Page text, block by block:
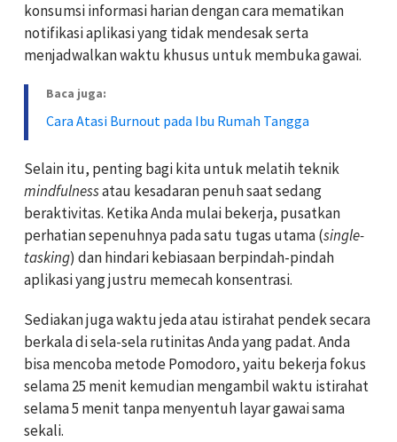
konsumsi informasi harian dengan cara mematikan
notifikasi aplikasi yang tidak mendesak serta
menjadwalkan waktu khusus untuk membuka gawai.
Baca juga:
Cara Atasi Burnout pada Ibu Rumah Tangga
Selain itu, penting bagi kita untuk melatih teknik
mindfulnessatau kesadaran penuh saat sedang
beraktivitas. Ketika Anda mulai bekerja, pusatkan
perhatian sepenuhnya pada satu tugas utama (single-
tasking) dan hindari kebiasaan berpindah-pindah
aplikasi yang justru memecah konsentrasi.
Sediakan juga waktu jeda atau istirahat pendek secara
berkala di sela-sela rutinitas Anda yang padat. Anda
bisa mencoba metode Pomodoro, yaitu bekerja fokus
selama 25 menit kemudian mengambil waktu istirahat
selama 5 menit tanpa menyentuh layar gawai sama
sekali.